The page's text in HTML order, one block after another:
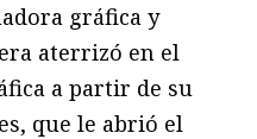
gráfica y
aterrizó en el
a partir de su
que le abrió el